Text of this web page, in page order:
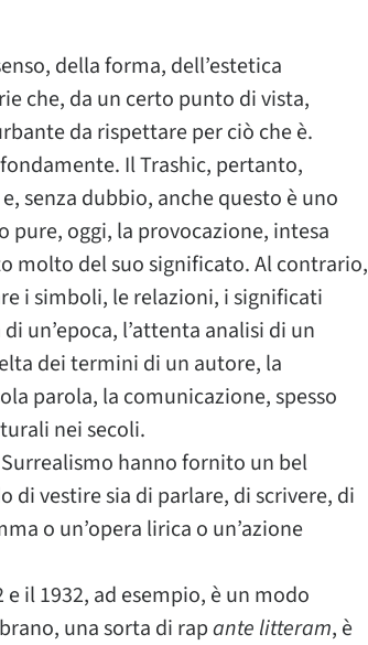
della forma, dell’estetica
che, da un certo punto di vista,
da rispettare per ciò che è.
Il Trashic, pertanto,
senza dubbio, anche questo è uno
pure, oggi, la provocazione, intesa
molto del suo significato. Al contrario,
i simboli, le relazioni, i significati
un’epoca, l’attenta analisi di un
dei termini di un autore, la
parola, la comunicazione, spesso
nei secoli.
hanno fornito un bel
vestire sia di parlare, di scrivere, di
o un’opera lirica o un’azione
il 1932, ad esempio, è un modo
una sorta di rapante litteram, è